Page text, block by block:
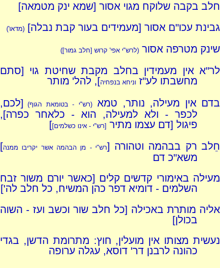
חלב בקבה שלוקח מגוי אסור [שמא ינק מטמאה]
גבינת עכו"ם אסור [מעמידים בעור קבת נבלה] (מדאו')
שינק מטרפה אסור (לרש"י אפי' קרוש [חלב גמור])
לר"א אין מעמידין בחלב מקבת שחיטת גוי [סתם
מחשבתו לע"זוניחא בנפחיה], להל' מותר
בדם אין מעילה, נותר, טמא(רש"י - בטומאת הגוף) [לכם,
לכפר - ולא למעילה, הוא - כלאחר כפרה],
פיגול [דם עצמו מתיר [רש"י - אינו כשלמים]
]
חֵלב רק בבהמה וטהורה [רש"י - מן הבהמה אשר יקריבו ממנה]
משא"כ דם
מעילה באימורי קדשים קלים [כאשר יורם משור זבח
השלמים - דומיא דפר כהן המשיח, כל חלב לה']
אליה מותרת באכילה [כל חלב שור וכשב ועז - השוה
בכולן]
נעשית מצותו אין מועלין, חוץ: מתרומת הדשן, בגדי
כהונה לרבנן דר' דוסא, עגלה ערופה